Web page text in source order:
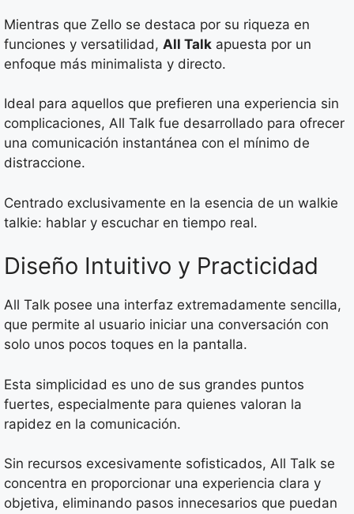
Mientras que Zello se destaca por su riqueza en
funciones y versatilidad, All Talk apuesta por un
enfoque más minimalista y directo.
Ideal para aquellos que prefieren una experiencia sin
complicaciones, All Talk fue desarrollado para ofrecer
una comunicación instantánea con el mínimo de
distraccione.
Centrado exclusivamente en la esencia de un walkie
talkie: hablar y escuchar en tiempo real.
Diseño Intuitivo y Practicidad
All Talk posee una interfaz extremadamente sencilla,
que permite al usuario iniciar una conversación con
solo unos pocos toques en la pantalla.
Esta simplicidad es uno de sus grandes puntos
fuertes, especialmente para quienes valoran la
rapidez en la comunicación.
Sin recursos excesivamente sofisticados, All Talk se
concentra en proporcionar una experiencia clara y
objetiva, eliminando pasos innecesarios que puedan